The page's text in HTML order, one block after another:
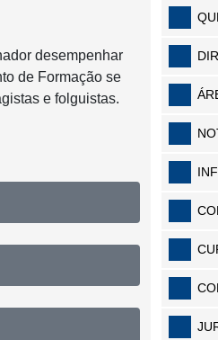
desempenhar
de Formação se
e folguistas.